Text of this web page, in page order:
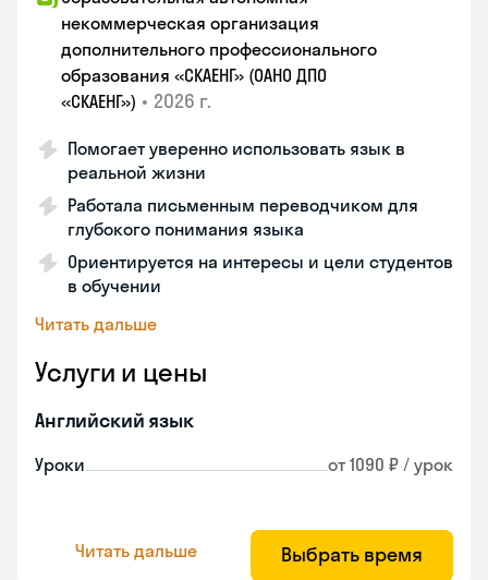
некоммерческая организация
дополнительного профессионального
образования «СКАЕНГ» (ОАНО ДПО
«СКАЕНГ») • 2026 г.
Помогает уверенно использовать язык в
реальной жизни
Работала письменным переводчиком для
глубокого понимания языка
Ориентируется на интересы и цели студентов
в обучении
Читать дальше
Услуги и цены
Английский язык
Уроки от 1090 ₽ / урок
Читать дальше Выбрать время